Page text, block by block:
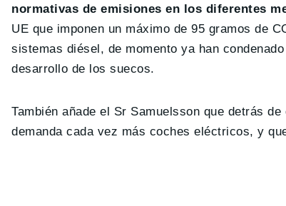
normativas de emisiones en los diferentes
UE que imponen un máximo de 95 gramos de
sistemas diésel, de momento ya han
desarrollo de los suecos.
También añade el Sr Samuelsson que detrás
demanda cada vez más coches eléctricos, y